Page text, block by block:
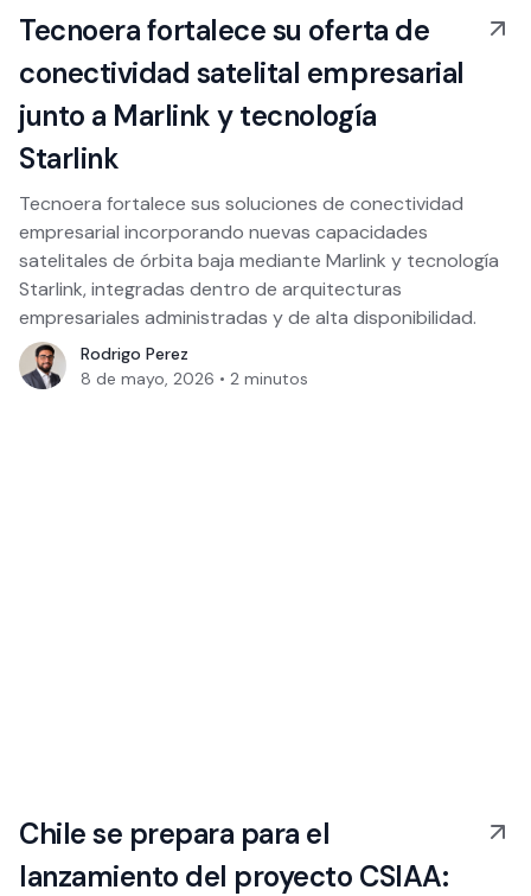
Tecnoera fortalece su oferta de
conectividad satelital empresarial
junto a Marlink y tecnología
Starlink
Tecnoera fortalece sus soluciones de conectividad
empresarial incorporando nuevas capacidades
satelitales de órbita baja mediante Marlink y tecnología
Starlink, integradas dentro de arquitecturas
empresariales administradas y de alta disponibilidad.
Rodrigo Perez
8 de mayo, 2026 • 2 minutos
Chile se prepara para el
lanzamiento del proyecto CSIAA: